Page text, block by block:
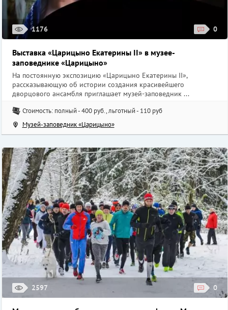
1176 0
Выставка «Царицыно Екатерины II» в музее-
заповеднике «Царицыно»
На постоянную экспозицию «Царицыно Екатерины II»,
рассказывающую об истории создания красивейшего
дворцового ансамбля приглашает музей-заповедник ...
Стоимость: полный - 400 руб., льготный - 110 руб
Музей-заповедник «Царицыно»
2597 0